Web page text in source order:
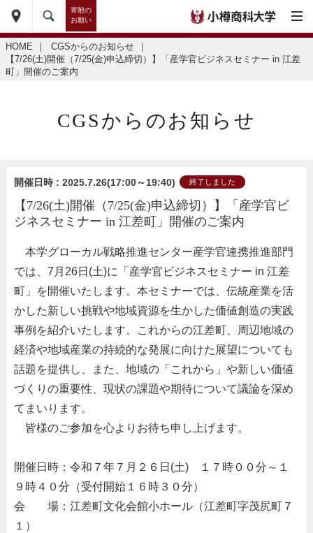
寄附の
お願い
HOME ｜ CGSからのお知らせ
｜
【7/26(土)開催（7/25(金)申込締切）】「産学官ビジネスセミナー in 江差
町」開催のご案内
CGSからのお知らせ
開催日時 : 2025.7.26(17:00～19:40) 終了しました
【7/26(土)開催（7/25(金)申込締切）】「産学官ビ
ジネスセミナー in 江差町」開催のご案内
本学グローカル戦略推進センター産学官連携推進部門
では、7月26日(土)に「産学官ビジネスセミナー in 江差
町」を開催いたします。本セミナーでは、伝統産業を活
かした新しい挑戦や地域資源を生かした価値創造の実践
事例を紹介いたします。これからの江差町、周辺地域の
経済や地域産業の持続的な発展に向けた展望についても
話題を提供し、また、地域の「これから」や新しい価値
づくりの重要性、現状の課題や期待について議論を深め
てまいります。
皆様のご参加を心よりお待ち申し上げます。
開催日時：令和７年７月２６日(土) １７時００分～１
９時４０分（受付開始１６時３０分）
会 場：江差町文化会館小ホール（江差町字茂尻町７
１）